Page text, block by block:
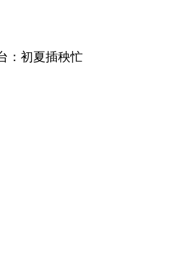
：初夏插秧忙